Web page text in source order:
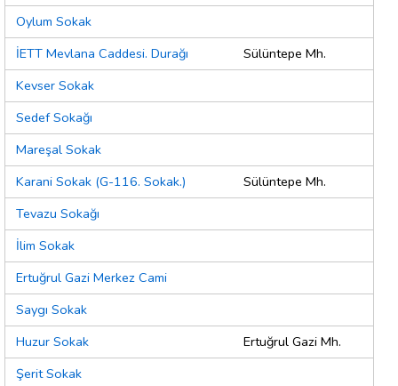
Oylum Sokak
İETT Mevlana Caddesi. Durağı
Sülüntepe Mh.
Kevser Sokak
Sedef Sokağı
Mareşal Sokak
Karani Sokak (G-116. Sokak.)
Sülüntepe Mh.
Tevazu Sokağı
İlim Sokak
Ertuğrul Gazi Merkez Cami
Saygı Sokak
Huzur Sokak
Ertuğrul Gazi Mh.
Şerit Sokak